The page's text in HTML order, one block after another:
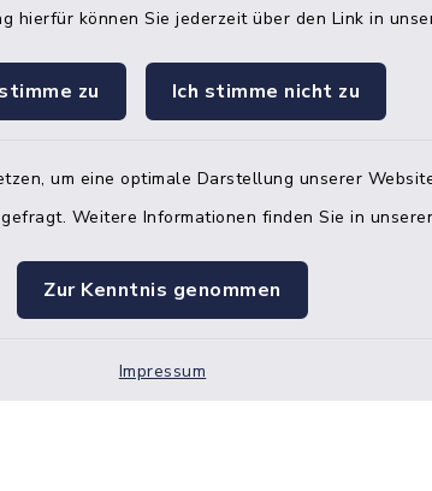
hierfür können Sie jederzeit über den Link in
zu Ich stimme nicht zu
um eine optimale Darstellung unserer
Weitere Informationen finden Sie in
Zur Kenntnis genommen
Impressum
Anliegen, finden aber online
Rufen Sie uns gerne unter der
6065 0 an!
Mitteldithmarschen